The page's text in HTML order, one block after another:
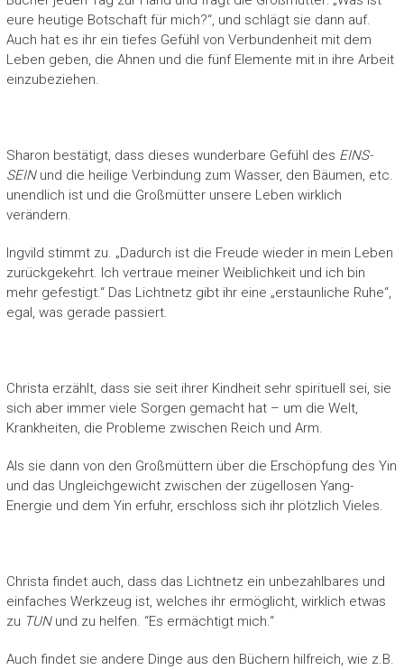
eure heutige Botschaft für mich?“, und schlägt sie dann auf.
Auch hat es ihr ein tiefes Gefühl von Verbundenheit mit dem
Leben geben, die Ahnen und die fünf Elemente mit in ihre Arbeit
einzubeziehen.
Sharon bestätigt, dass dieses wunderbare Gefühl des EINS-
SEIN und die heilige Verbindung zum Wasser, den Bäumen, etc.
unendlich ist und die Großmütter unsere Leben wirklich
verändern.
Ingvild stimmt zu. „Dadurch ist die Freude wieder in mein Leben
zurückgekehrt. Ich vertraue meiner Weiblichkeit und ich bin
mehr gefestigt.“ Das Lichtnetz gibt ihr eine „erstaunliche Ruhe“,
egal, was gerade passiert.
Christa erzählt, dass sie seit ihrer Kindheit sehr spirituell sei, sie
sich aber immer viele Sorgen gemacht hat – um die Welt,
Krankheiten, die Probleme zwischen Reich und Arm.
Als sie dann von den Großmüttern über die Erschöpfung des Yin
und das Ungleichgewicht zwischen der zügellosen Yang-
Energie und dem Yin erfuhr, erschloss sich ihr plötzlich Vieles.
Christa findet auch, dass das Lichtnetz ein unbezahlbares und
einfaches Werkzeug ist, welches ihr ermöglicht, wirklich etwas
zu TUNund zu helfen. “Es ermächtigt mich.“
Auch findet sie andere Dinge aus den Büchern hilfreich, wie z.B.